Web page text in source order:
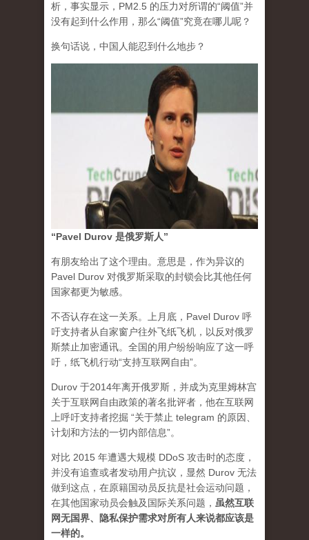
析，事实显示，PM2.5 的压力对所谓的“阈值”并
没有起到什么作用，那么“阈值”究竟在哪儿呢？
换句话说，中国人能忍到什么地步？
“Pavel Durov 是俄罗斯人”
有朋友给出了这个理由。意思是，作为异议的
Pavel Durov 对俄罗斯采取的封锁会比其他任何
国家都更为敏感。
不否认存在这一关系。上月底，Pavel Durov 呼
吁支持者从自家窗户往外飞纸飞机，以反对俄罗
斯禁止加密通讯。全国的用户纷纷响应了这一呼
吁，纸飞机行动“支持互联网自由”。
Durov 于2014年离开俄罗斯，并成为克里姆林宫
关于互联网自由政策的著名批评者，他在互联网
上呼吁支持者挖掘 “关于禁止 telegram 的原因、
计划和方法的一切内部信息”。
对比 2015 年遭遇大规模 DDoS 攻击时的态度，
并没有追查或者发动用户抗议，显然 Durov 无法
做到这点，在原籍国动员反抗是社会运动问题，
在其他国家动员会触及国际关系问题， 虽然互联
网无国界、隐私保护需求对所有人来说都应该是
一样的。